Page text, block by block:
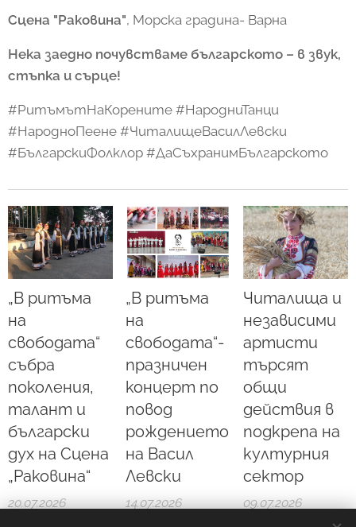
Сцена "Раковина", Морска градина- Варна
Нека заедно почувстваме българското – в звук,
стъпка и сърце!
#РитъмътНаКорените #НародниТанци
#НародноПеене #ЧиталищеВасилЛевски
#БългарскиФолклор #ДаСъхранимБългарското
„В ритъма
на
свободата“
събра
поколения,
талант и
български
дух на Сцена
„Раковина“
20.07.2026
„В ритъма
на
свободата“-
празничен
концерт по
повод
рождението
на Васил
Левски
14.07.2026
Читалища и
независими
артисти
търсят
общи
действия в
подкрепа на
културния
сектор
09.07.2026